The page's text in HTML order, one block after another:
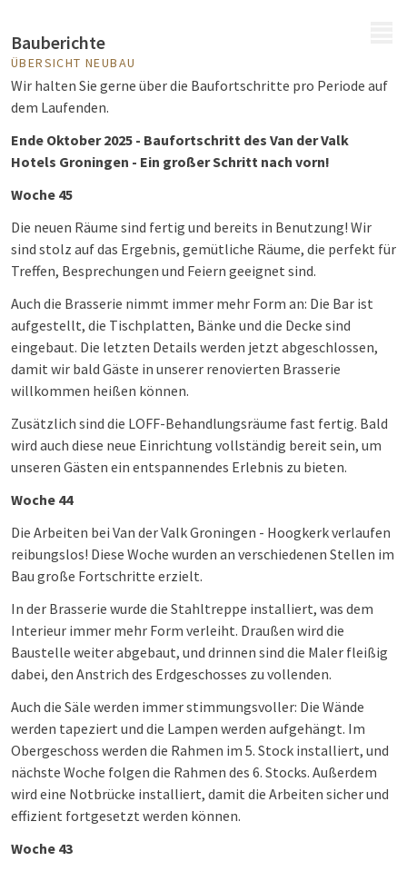
Bauberichte
ÜBERSICHT NEUBAU
Wir halten Sie gerne über die Baufortschritte pro Periode auf
dem Laufenden.
Ende Oktober 2025 - Baufortschritt des Van der Valk
Hotels Groningen - Ein großer Schritt nach vorn!
Woche 45
Die neuen Räume sind fertig und bereits in Benutzung! Wir
sind stolz auf das Ergebnis, gemütliche Räume, die perfekt für
Treffen, Besprechungen und Feiern geeignet sind.
Auch die Brasserie nimmt immer mehr Form an: Die Bar ist
aufgestellt, die Tischplatten, Bänke und die Decke sind
eingebaut. Die letzten Details werden jetzt abgeschlossen,
damit wir bald Gäste in unserer renovierten Brasserie
willkommen heißen können.
Zusätzlich sind die LOFF-Behandlungsräume fast fertig. Bald
wird auch diese neue Einrichtung vollständig bereit sein, um
unseren Gästen ein entspannendes Erlebnis zu bieten.
Woche 44
Die Arbeiten bei Van der Valk Groningen - Hoogkerk verlaufen
reibungslos! Diese Woche wurden an verschiedenen Stellen im
Bau große Fortschritte erzielt.
In der Brasserie wurde die Stahltreppe installiert, was dem
Interieur immer mehr Form verleiht. Draußen wird die
Baustelle weiter abgebaut, und drinnen sind die Maler fleißig
dabei, den Anstrich des Erdgeschosses zu vollenden.
Auch die Säle werden immer stimmungsvoller: Die Wände
werden tapeziert und die Lampen werden aufgehängt. Im
Obergeschoss werden die Rahmen im 5. Stock installiert, und
nächste Woche folgen die Rahmen des 6. Stocks. Außerdem
wird eine Notbrücke installiert, damit die Arbeiten sicher und
effizient fortgesetzt werden können.
Woche 43